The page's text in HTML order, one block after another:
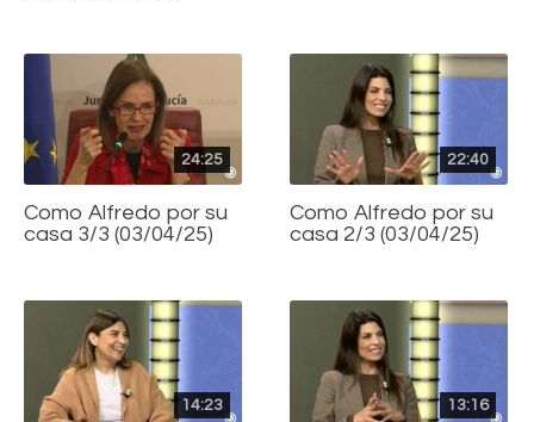
24:25
Como Alfredo por su
casa 3/3 (03/04/25)
22:40
Como Alfredo por su
casa 2/3 (03/04/25)
14:23 13:16